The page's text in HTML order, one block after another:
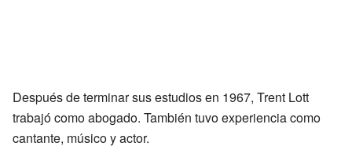
Después de terminar sus estudios en 1967, Trent Lott
trabajó como abogado. También tuvo experiencia como
cantante, músico y actor.